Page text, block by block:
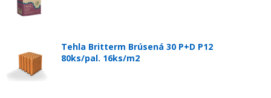
Tehla Britterm Brúsená 30 P+D P12
80ks/pal. 16ks/m2